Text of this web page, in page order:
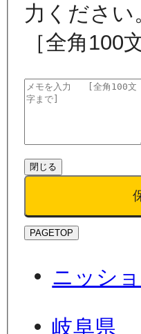
力ください
［全角100
閉じる
PAGETOP
ニッシ
岐阜県